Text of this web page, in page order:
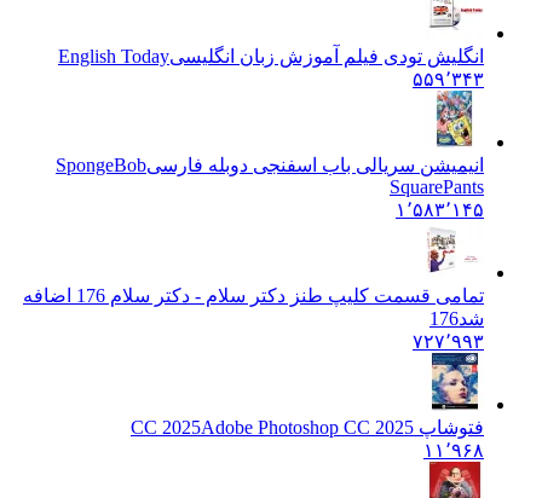
انگلیش تودی فیلم آموزش زبان انگليسیEnglish Today
۵۵۹٬۳۴۳
انیمیشن سریالی باب اسفنجی دوبله فارسیSpongeBob
SquarePants
۱٬۵۸۳٬۱۴۵
تمامی قسمت کلیپ طنز دکتر سلام - دکتر سلام 176 اضافه
شد176
۷۲۷٬۹۹۳
فتوشاپ CC 2025 Adobe Photoshop CC 2025
۱۱٬۹۶۸